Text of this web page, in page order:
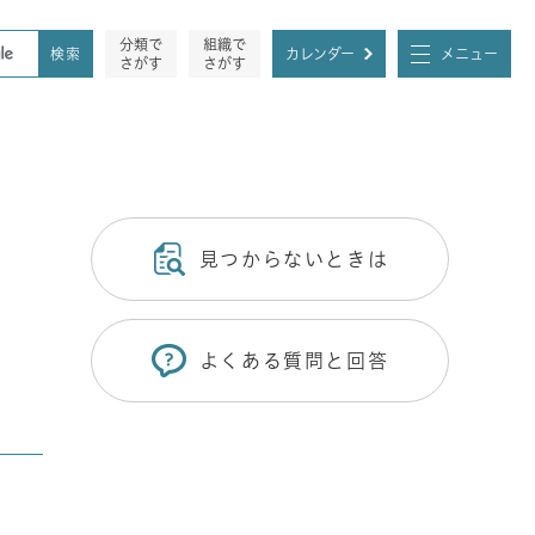
分類で
さがす
組織で
さがす
カレンダー メニュー
見つからないときは
よくある質問と回答